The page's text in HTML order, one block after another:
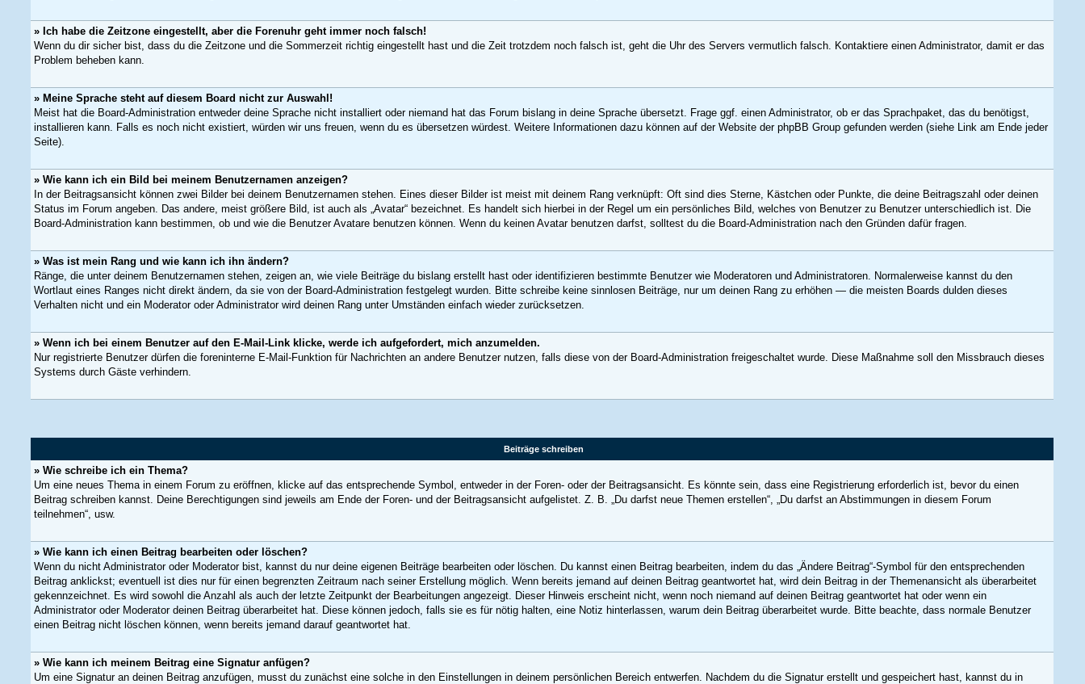
» Ich habe die Zeitzone eingestellt, aber die Forenuhr geht immer noch falsch!
Wenn du dir sicher bist, dass du die Zeitzone und die Sommerzeit richtig eingestellt hast und die Zeit trotzdem noch falsch ist, geht die Uhr des Servers vermutlich falsch. Kontaktiere einen Administrator, damit er das
Problem beheben kann.
» Meine Sprache steht auf diesem Board nicht zur Auswahl!
Meist hat die Board-Administration entweder deine Sprache nicht installiert oder niemand hat das Forum bislang in deine Sprache übersetzt. Frage ggf. einen Administrator, ob er das Sprachpaket, das du benötigst,
installieren kann. Falls es noch nicht existiert, würden wir uns freuen, wenn du es übersetzen würdest. Weitere Informationen dazu können auf der Website der phpBB Group gefunden werden (siehe Link am Ende jeder
Seite).
» Wie kann ich ein Bild bei meinem Benutzernamen anzeigen?
In der Beitragsansicht können zwei Bilder bei deinem Benutzernamen stehen. Eines dieser Bilder ist meist mit deinem Rang verknüpft: Oft sind dies Sterne, Kästchen oder Punkte, die deine Beitragszahl oder deinen
Status im Forum angeben. Das andere, meist größere Bild, ist auch als „Avatar“ bezeichnet. Es handelt sich hierbei in der Regel um ein persönliches Bild, welches von Benutzer zu Benutzer unterschiedlich ist. Die
Board-Administration kann bestimmen, ob und wie die Benutzer Avatare benutzen können. Wenn du keinen Avatar benutzen darfst, solltest du die Board-Administration nach den Gründen dafür fragen.
» Was ist mein Rang und wie kann ich ihn ändern?
Ränge, die unter deinem Benutzernamen stehen, zeigen an, wie viele Beiträge du bislang erstellt hast oder identifizieren bestimmte Benutzer wie Moderatoren und Administratoren. Normalerweise kannst du den
Wortlaut eines Ranges nicht direkt ändern, da sie von der Board-Administration festgelegt wurden. Bitte schreibe keine sinnlosen Beiträge, nur um deinen Rang zu erhöhen — die meisten Boards dulden dieses
Verhalten nicht und ein Moderator oder Administrator wird deinen Rang unter Umständen einfach wieder zurücksetzen.
» Wenn ich bei einem Benutzer auf den E-Mail-Link klicke, werde ich aufgefordert, mich anzumelden.
Nur registrierte Benutzer dürfen die foreninterne E-Mail-Funktion für Nachrichten an andere Benutzer nutzen, falls diese von der Board-Administration freigeschaltet wurde. Diese Maßnahme soll den Missbrauch dieses
Systems durch Gäste verhindern.
Beiträge schreiben
» Wie schreibe ich ein Thema?
Um eine neues Thema in einem Forum zu eröffnen, klicke auf das entsprechende Symbol, entweder in der Foren- oder der Beitragsansicht. Es könnte sein, dass eine Registrierung erforderlich ist, bevor du einen
Beitrag schreiben kannst. Deine Berechtigungen sind jeweils am Ende der Foren- und der Beitragsansicht aufgelistet. Z. B. „Du darfst neue Themen erstellen“, „Du darfst an Abstimmungen in diesem Forum
teilnehmen“, usw.
» Wie kann ich einen Beitrag bearbeiten oder löschen?
Wenn du nicht Administrator oder Moderator bist, kannst du nur deine eigenen Beiträge bearbeiten oder löschen. Du kannst einen Beitrag bearbeiten, indem du das „Ändere Beitrag“-Symbol für den entsprechenden
Beitrag anklickst; eventuell ist dies nur für einen begrenzten Zeitraum nach seiner Erstellung möglich. Wenn bereits jemand auf deinen Beitrag geantwortet hat, wird dein Beitrag in der Themenansicht als überarbeitet
gekennzeichnet. Es wird sowohl die Anzahl als auch der letzte Zeitpunkt der Bearbeitungen angezeigt. Dieser Hinweis erscheint nicht, wenn noch niemand auf deinen Beitrag geantwortet hat oder wenn ein
Administrator oder Moderator deinen Beitrag überarbeitet hat. Diese können jedoch, falls sie es für nötig halten, eine Notiz hinterlassen, warum dein Beitrag überarbeitet wurde. Bitte beachte, dass normale Benutzer
einen Beitrag nicht löschen können, wenn bereits jemand darauf geantwortet hat.
» Wie kann ich meinem Beitrag eine Signatur anfügen?
Um eine Signatur an deinen Beitrag anzufügen, musst du zunächst eine solche in den Einstellungen in deinem persönlichen Bereich entwerfen. Nachdem du die Signatur erstellt und gespeichert hast, kannst du in